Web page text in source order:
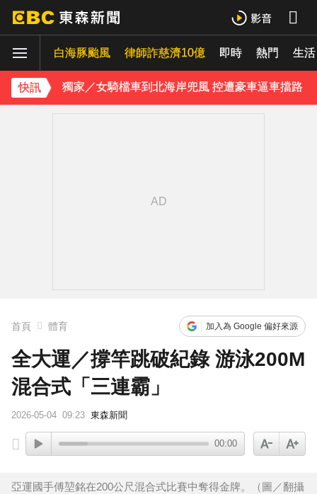
白海豚颱風 律師詐慈濟10億 即時 熱門 生活
快訊
獨家／美式賣場紅殼蛋「限購1盒」 客怨：飢餓行銷嗎？
獨家／女騎檔車到北海岸兜風 控遭豪車逼車擋路
首頁 體育 加入為 Google 偏好來源
全大運／撐竿跳破紀錄 游泳200M
混合式「三連霸」
2026-05-04 09:23 東森新聞
00:00
亞運國手傅堃銘在200公尺混合式比賽中奪得金牌。（圖／翻攝